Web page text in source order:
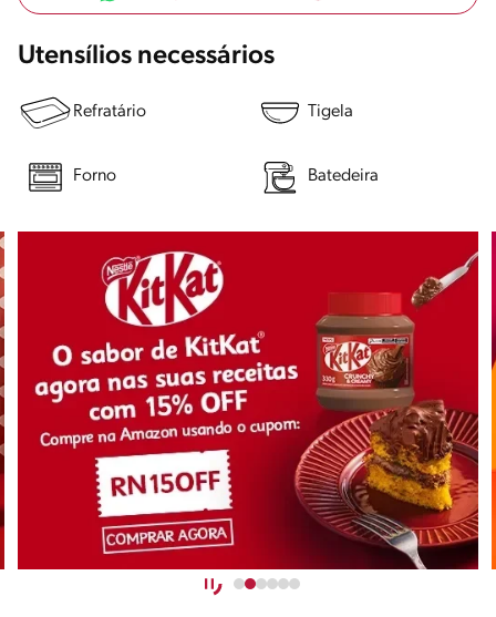
Utensílios necessários
Refratário Tigela
Forno Batedeira